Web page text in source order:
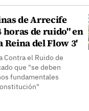
de Arrecife
de ruido" en
Reina del Flow 3'
Contra el Ruido de
que "se deben
fundamentales